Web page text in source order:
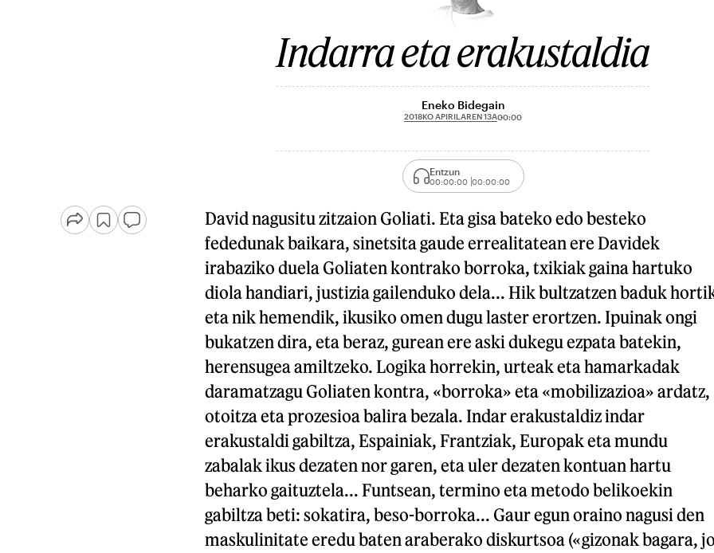
Indarra eta erakustaldia
Eneko Bidegain
2018KO APIRILAREN 13A00:00
Entzun
00:00:00 00:00:00
David nagusitu zitzaion Goliati. Eta gisa bateko edo besteko
fededunak baikara, sinetsita gaude errealitatean ere Davidek
irabaziko duela Goliaten kontrako borroka, txikiak gaina hartuko
diola handiari, justizia gailenduko dela... Hik bultzatzen baduk
eta nik hemendik, ikusiko omen dugu laster erortzen. Ipuinak ongi
bukatzen dira, eta beraz, gurean ere aski dukegu ezpata batekin,
herensugea amiltzeko. Logika horrekin, urteak eta hamarkadak
daramatzagu Goliaten kontra, «borroka» eta «mobilizazioa» ardatz,
otoitza eta prozesioa balira bezala. Indar erakustaldiz indar
erakustaldi gabiltza, Espainiak, Frantziak, Europak eta mundu
zabalak ikus dezaten nor garen, eta uler dezaten kontuan hartu
beharko gaituztela... Funtsean, termino eta metodo belikoekin
gabiltza beti: sokatira, beso-borroka... Gaur egun oraino nagusi den
maskulinitate eredu baten araberako diskurtsoa («gizonak bagara,